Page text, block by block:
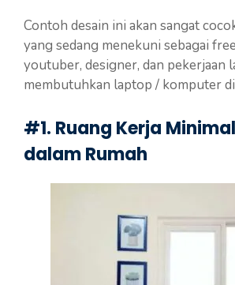
Contoh desain ini akan sangat
yang sedang menekuni sebagai
youtuber, designer, dan pekerjaan
membutuhkan laptop / komputer di
#1. Ruang Kerja
dalam Rumah